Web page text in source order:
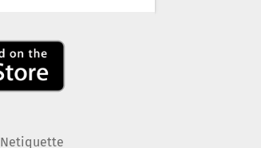
Netiquette